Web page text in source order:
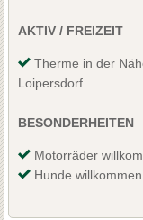
AKTIV / FREIZEIT
Therme in der
Loipersdorf
BESONDERHEITEN
Motorräder
Hunde willkommen